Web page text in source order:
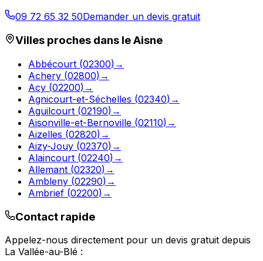
09 72 65 32 50Demander un devis gratuit
Villes proches dans leAisne
Abbécourt (02300) →
Achery (02800) →
Acy (02200) →
Agnicourt-et-Séchelles (02340) →
Aguilcourt (02190) →
Aisonville-et-Bernoville (02110) →
Aizelles (02820) →
Aizy-Jouy (02370) →
Alaincourt (02240) →
Allemant (02320) →
Ambleny (02290) →
Ambrief (02200) →
Contact rapide
Appelez-nous directement pour un devis gratuit depuis
La Vallée-au-Blé :